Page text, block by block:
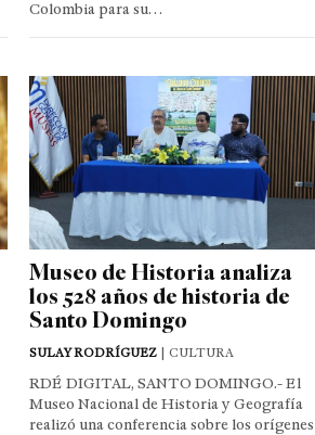
Colombia para su…
Museo de Historia analiza
los 528 años de historia de
Santo Domingo
SULAY RODRÍGUEZ| CULTURA
RDÉ DIGITAL, SANTO DOMINGO.- El
Museo Nacional de Historia y Geografía
realizó una conferencia sobre los orígenes